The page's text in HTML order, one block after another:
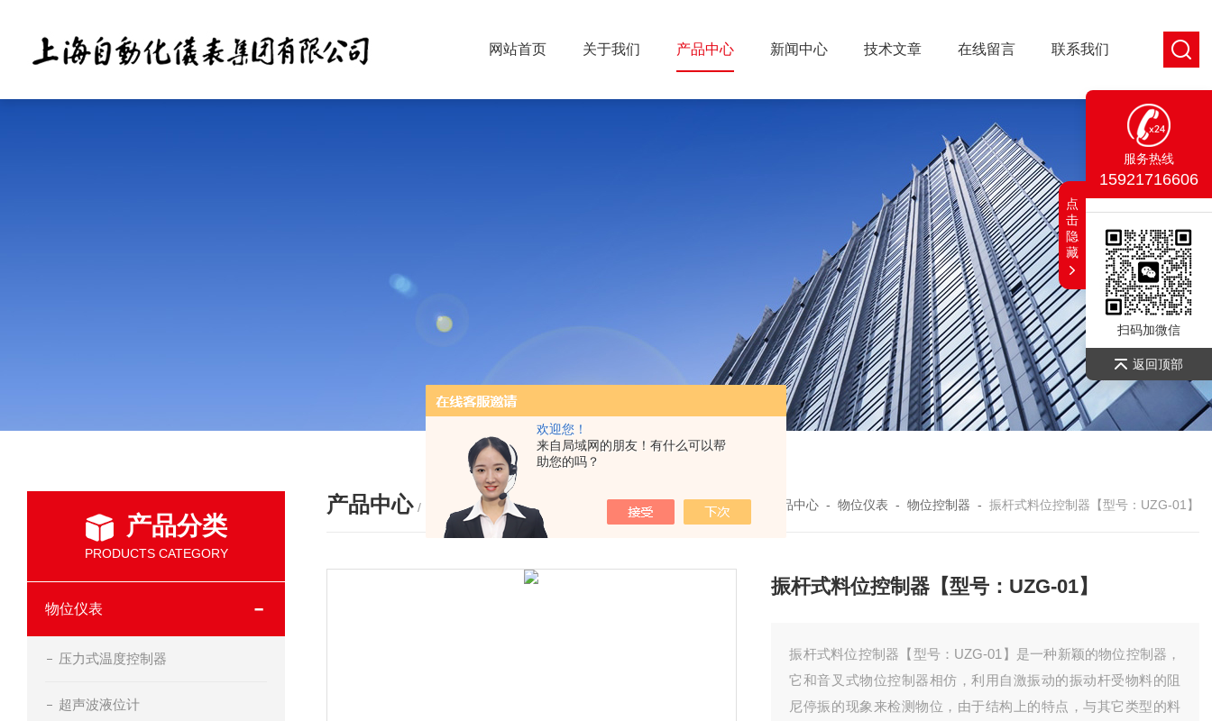
欢迎您！
来自局域网的朋友！有什么可以帮
助您的吗？
网站首页 关于我们 产品中心 新闻中心 技术文章 在线留言 联系我们
产品分类
PRODUCTS CATEGORY
物位仪表
压力式温度控制器
超声波液位计
产品中心 / PRODUCTS 您的位置： - 产品中心 - 物位仪表 - 物位控制器 - 振杆式料位控制器【型号：UZG-01】
振杆式料位控制器【型号：UZG-01】
振杆式料位控制器【型号：UZG-01】是一种新颖的物位控制器，
它和音叉式物位控制器相仿，利用自激振动的振动杆受物料的阻
尼停振的现象来检测物位，由于结构上的特点，与其它类型的料
服务热线
15921716606
扫码加微信
返回顶部
点
击
隐
藏